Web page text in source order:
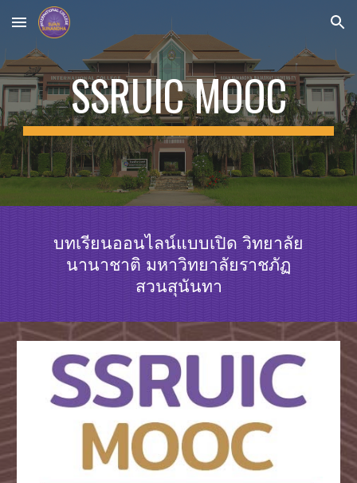
Skip to main content Skip to navigation
SSRUIC MOOC
บทเรียนออนไลน์แบบเปิด วิทยาลัย
นานาชาติ มหาวิทยาลัยราชภัฏ
สวนสุนันทา